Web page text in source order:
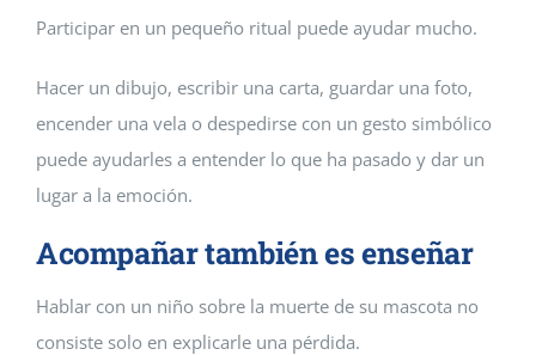
Participar en un pequeño ritual puede ayudar mucho.
Hacer un dibujo, escribir una carta, guardar una foto,
encender una vela o despedirse con un gesto simbólico
puede ayudarles a entender lo que ha pasado y dar un
lugar a la emoción.
Acompañar también es enseñar
Hablar con un niño sobre la muerte de su mascota no
consiste solo en explicarle una pérdida.